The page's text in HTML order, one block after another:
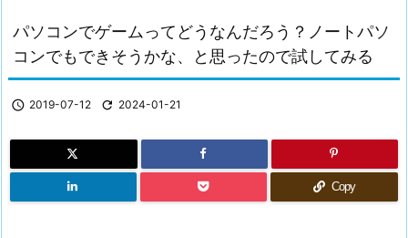
パソコンでゲームってどうなんだろう？ノートパソ
コンでもできそうかな、と思ったので試してみる
 2019-07-12  2024-01-21
Copy